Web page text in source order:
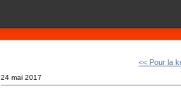
<< Pour la
24 mai 2017